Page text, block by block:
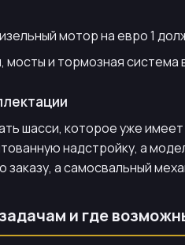
мотор на евро 1
и тормозная система
шасси, которое уже
надстройку, а
заказу, а самосвальный
и где